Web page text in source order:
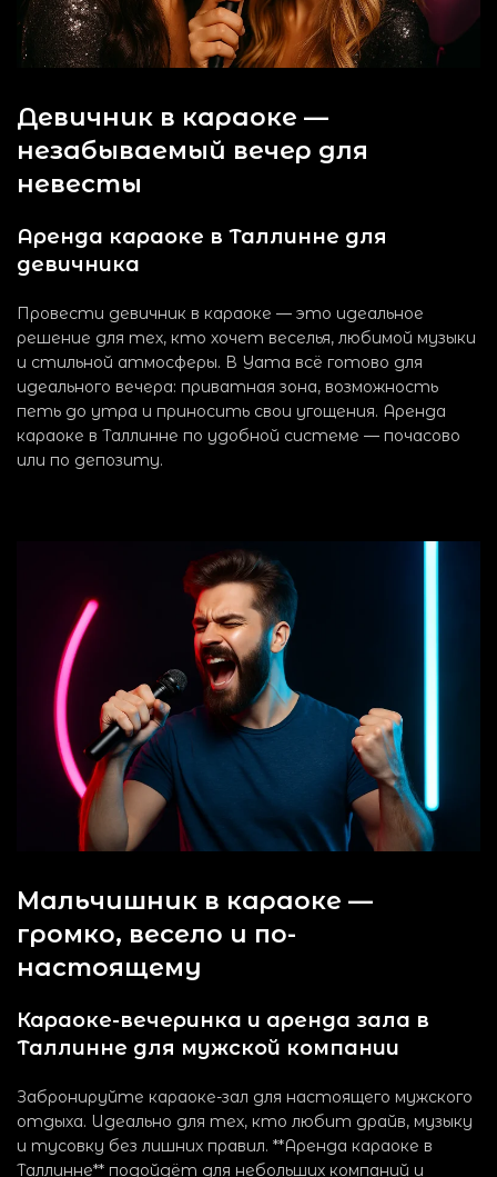
Девичник в караоке —
незабываемый вечер для
невесты
Аренда караоке в Таллинне для
девичника
Провести девичник в караоке — это идеальное
решение для тех, кто хочет веселья, любимой музыки
и стильной атмосферы. В Yama всё готово для
идеального вечера: приватная зона, возможность
петь до утра и приносить свои угощения. Аренда
караоке в Таллинне по удобной системе — почасово
или по депозиту.
Мальчишник в караоке —
громко, весело и по-
настоящему
Караоке-вечеринка и аренда зала в
Таллинне для мужской компании
Забронируйте караоке-зал для настоящего мужского
отдыха. Идеально для тех, кто любит драйв, музыку
и тусовку без лишних правил. **Аренда караоке в
Таллинне** подойдёт для небольших компаний и